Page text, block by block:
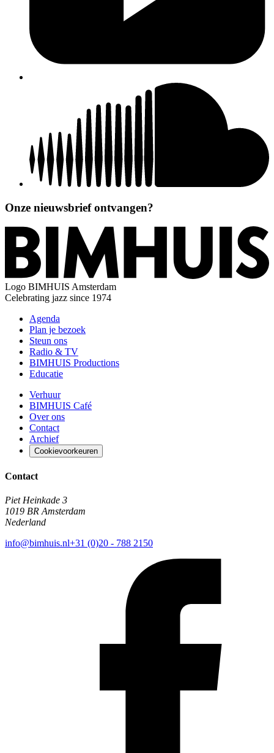
Onze nieuwsbrief ontvangen?
Logo BIMHUIS Amsterdam
Celebrating jazz since 1974
Agenda
Plan je bezoek
Steun ons
Radio & TV
BIMHUIS Productions
Educatie
Verhuur
BIMHUIS Café
Over ons
Contact
Archief
Cookievoorkeuren
Contact
Piet Heinkade 3
1019 BR Amsterdam
Nederland
info@bimhuis.nl+31 (0)20 - 788 2150